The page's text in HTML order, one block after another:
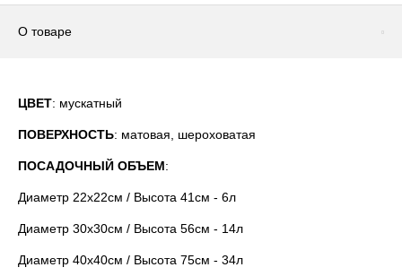
О товаре
ЦВЕТ: мускатный
ПОВЕРХНОСТЬ: матовая, шероховатая
ПОСАДОЧНЫЙ ОБЪЕМ:
Диаметр 22x22см / Высота 41см - 6л
Диаметр 30x30см / Высота 56см - 14л
Диаметр 40x40см / Высота 75см - 34л